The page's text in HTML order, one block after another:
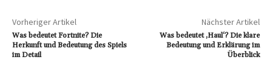
Vorheriger Artikel
Was bedeutet Fortnite? Die
Herkunft und Bedeutung des Spiels
im Detail
Nächster Artikel
Was bedeutet ‚Haul‘? Die klare
Bedeutung und Erklärung im
Überblick